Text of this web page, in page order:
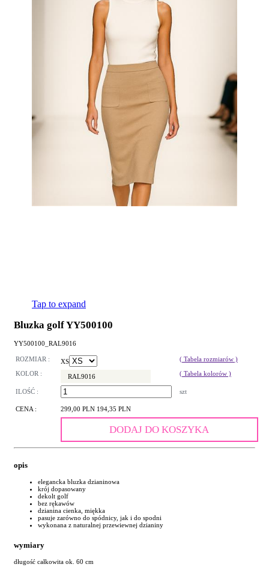
Tap to expand
Bluzka golf YY500100
YY500100_RAL9016
ROZMIAR : XS
( Tabela rozmiarów )
KOLOR :
RAL9016 ( Tabela kolorów )
ILOŚĆ : szt
CENA : 299,00 PLN 194,35 PLN
DODAJ DO KOSZYKA
opis
elegancka bluzka dzianinowa
krój dopasowany
dekolt golf
bez rękawów
dzianina cienka, miękka
pasuje zarówno do spódnicy, jak i do spodni
wykonana z naturalnej przewiewnej dzianiny
wymiary
długość całkowita ok. 60 cm